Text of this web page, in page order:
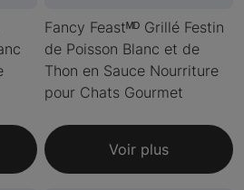
Fancy Feastᴹᴰ Grillé Festin
de Poisson Blanc et de
Thon en Sauce Nourriture
pour Chats Gourmet
Voir plus